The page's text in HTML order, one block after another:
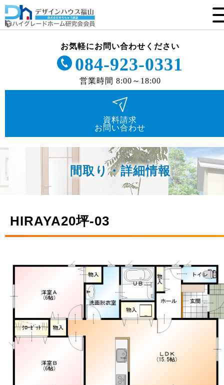
お気軽にお問い合わせください
084-923-0331
営業時間 8:00～18:00
資料請求
お問い合わせ
間取り・詳細情報
HIRAYA20坪-03